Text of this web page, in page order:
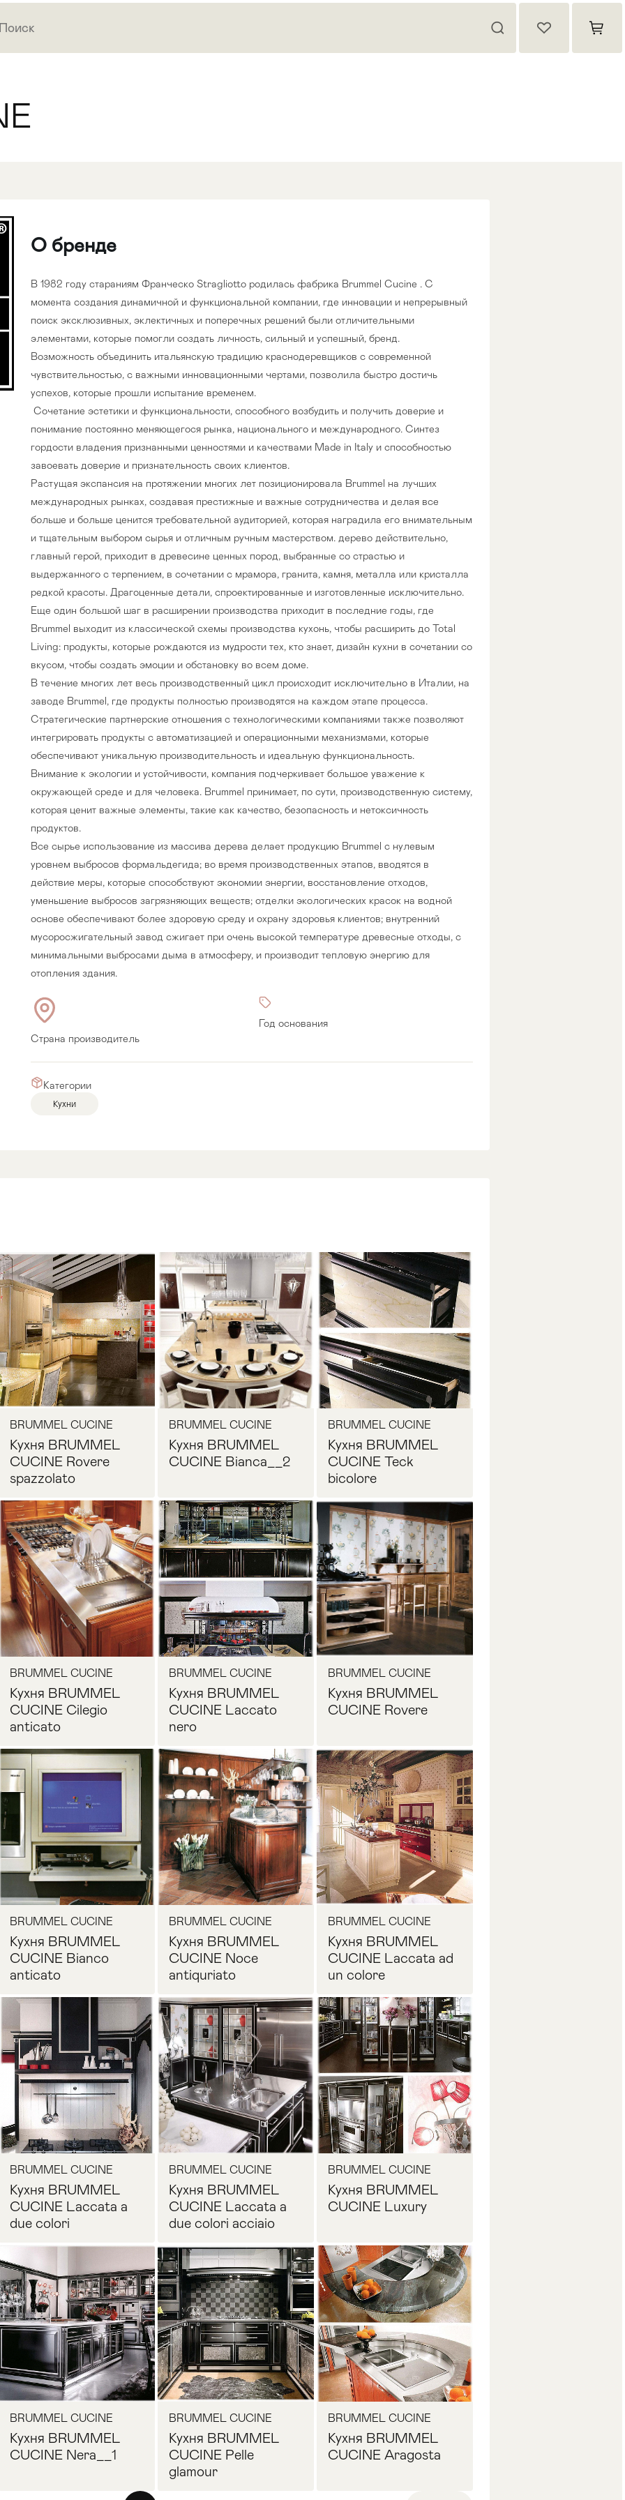
Прихожая >
Детская мебель
Двери и перегородки
О бренде
В 1982 году стараниям Франческо Stragliotto родилась фабрика Brummel Cucine . С
момента создания динамичной и функциональной компании, где инновации и непрерывный
поиск эксклюзивных, эклектичных и поперечных решений были отличительными
элементами, которые помогли создать личность, сильный и успешный, бренд.
Возможность объединить итальянскую традицию краснодеревщиков с современной
чувствительностью, с важными инновационными чертами, позволила быстро достичь
успехов, которые прошли испытание временем.
Сочетание эстетики и функциональности, способного возбудить и получить доверие и
понимание постоянно меняющегося рынка, национального и международного. Синтез
гордости владения признанными ценностями и качествами Made in Italy и способностью
завоевать доверие и признательность своих клиентов.
Растущая экспансия на протяжении многих лет позиционировала Brummel на лучших
международных рынках, создавая престижные и важные сотрудничества и делая все
больше и больше ценится требовательной аудиторией, которая наградила его внимательным
и тщательным выбором сырья и отличным ручным мастерством. дерево действительно,
главный герой, приходит в древесине ценных пород, выбранные со страстью и
выдержанного с терпением, в сочетании с мрамора, гранита, камня, металла или кристалла
редкой красоты. Драгоценные детали, спроектированные и изготовленные исключительно.
Еще один большой шаг в расширении производства приходит в последние годы, где
Brummel выходит из классической схемы производства кухонь, чтобы расширить до Total
Living: продукты, которые рождаются из мудрости тех, кто знает, дизайн кухни в сочетании со
вкусом, чтобы создать эмоции и обстановку во всем доме.
В течение многих лет весь производственный цикл происходит исключительно в Италии, на
заводе Brummel, где продукты полностью производятся на каждом этапе процесса.
Стратегические партнерские отношения с технологическими компаниями также позволяют
интегрировать продукты с автоматизацией и операционными механизмами, которые
обеспечивают уникальную производительность и идеальную функциональность.
Внимание к экологии и устойчивости, компания подчеркивает большое уважение к
окружающей среде и для человека. Brummel принимает, по сути, производственную систему,
которая ценит важные элементы, такие как качество, безопасность и нетоксичность
продуктов.
Все сырье использование из массива дерева делает продукцию Brummel с нулевым
уровнем выбросов формальдегида; во время производственных этапов, вводятся в
действие меры, которые способствуют экономии энергии, восстановление отходов,
уменьшение выбросов загрязняющих веществ; отделки экологических красок на водной
основе обеспечивают более здоровую среду и охрану здоровья клиентов; внутренний
мусоросжигательный завод сжигает при очень высокой температуре древесные отходы, с
минимальными выбросами дыма в атмосферу, и производит тепловую энергию для
отопления здания.
Страна производитель
Год основания
Категории
Кухни
Запросить цену
BRUMMEL CUCINE
Кухня BRUMMEL
CUCINE Rovere
spazzolato
Запросить цену
BRUMMEL CUCINE
Кухня BRUMMEL
CUCINE Bianca__2
Запросить цену
BRUMMEL CUCINE
Кухня BRUMMEL
CUCINE Teck
bicolore
BRUMMEL CUCINE
Кухня BRUMMEL
CUCINE Cilegio
anticato
Запросить цену
BRUMMEL CUCINE
Кухня BRUMMEL
CUCINE Laccato
nero
Запросить цену
BRUMMEL CUCINE
Кухня BRUMMEL
CUCINE Rovere
Запросить цену
BRUMMEL CUCINE
Кухня BRUMMEL
CUCINE Bianco
anticato
Запросить цену
BRUMMEL CUCINE
Кухня BRUMMEL
CUCINE Noce
antiquriato
Запросить цену
BRUMMEL CUCINE
Кухня BRUMMEL
CUCINE Laccata ad
un colore
Запросить цену
BRUMMEL CUCINE
Кухня BRUMMEL
CUCINE Laccata a
due colori
Запросить цену
BRUMMEL CUCINE
Кухня BRUMMEL
CUCINE Laccata a
due colori acciaio
Запросить цену
BRUMMEL CUCINE
Кухня BRUMMEL
CUCINE Luxury
BRUMMEL CUCINE
Кухня BRUMMEL
CUCINE Nera__1
BRUMMEL CUCINE
Кухня BRUMMEL
CUCINE Pelle
glamour
BRUMMEL CUCINE
Кухня BRUMMEL
CUCINE Aragosta